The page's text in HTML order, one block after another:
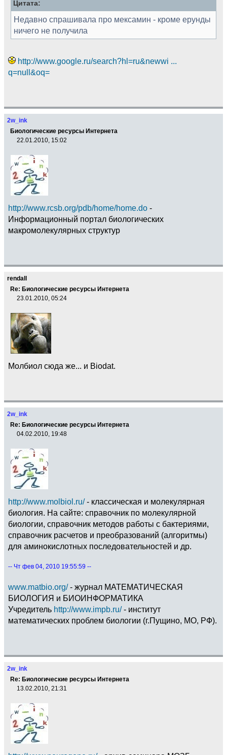
Цитата:
Недавно спрашивала про мексамин - кроме ерунды
ничего не получила
http://www.google.ru/search?hl=ru&newwi ...
q=null&oq=
2w_ink
Биологические ресурсы Интернета
22.01.2010, 15:02
http://www.rcsb.org/pdb/home/home.do -
Информационный портал биологических
макромолекулярных структур
rendall
Re: Биологические ресурсы Интернета
23.01.2010, 05:24
Молбиол сюда же... и Biodat.
2w_ink
Re: Биологические ресурсы Интернета
04.02.2010, 19:48
http://www.molbiol.ru/- классическая и молекулярная
биология. На сайте: справочник по молекулярной
биологии, справочник методов работы с бактериями,
справочник расчетов и преобразований (алгоритмы)
для аминокислотных последовательностей и др.
-- Чт фев 04, 2010 19:55:59 --
www.matbio.org/- журнал МАТЕМАТИЧЕСКАЯ
БИОЛОГИЯ и БИОИНФОРМАТИКА
Учредитель http://www.impb.ru/- институт
математических проблем биологии (г.Пущино, МО, РФ).
2w_ink
Re: Биологические ресурсы Интернета
13.02.2010, 21:31